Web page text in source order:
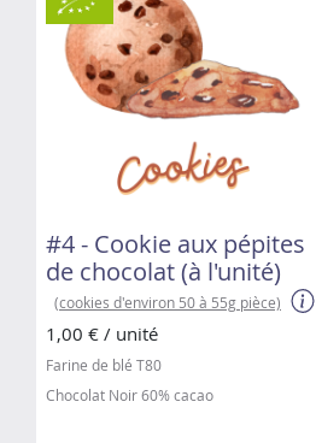
#4 - Cookie aux pépites
de chocolat (à l'unité)
(cookies d'environ 50 à 55g pièce)
1,00 € / unité
Farine de blé T80
Chocolat Noir 60% cacao